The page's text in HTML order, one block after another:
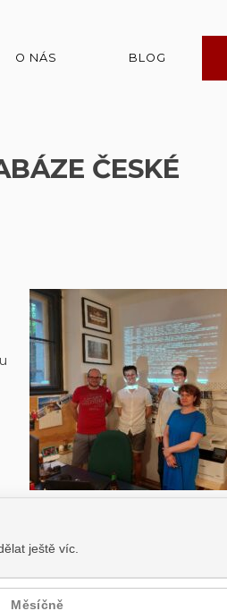
O NÁS BLOG
ČESKÉ